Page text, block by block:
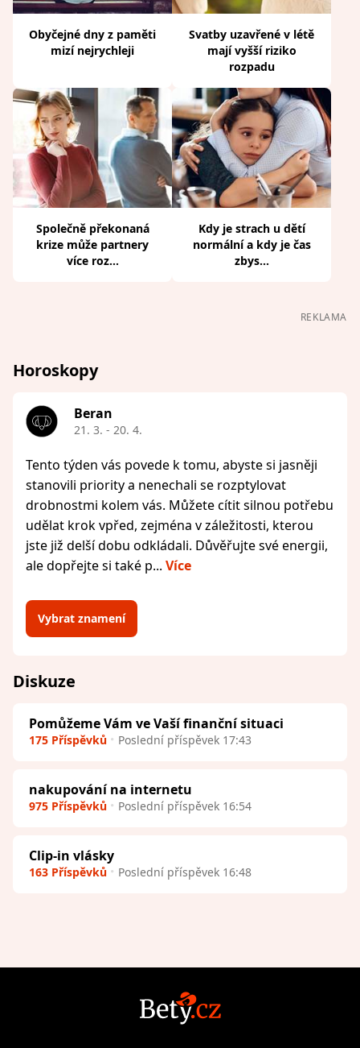
Obyčejné dny z paměti
mizí nejrychleji
Svatby uzavřené v létě
mají vyšší riziko
rozpadu
Společně překonaná
krize může partnery
více roz...
Kdy je strach u dětí
normální a kdy je čas
zbys...
REKLAMA
Horoskopy
Beran
21. 3. - 20. 4.
Tento týden vás povede k tomu, abyste si jasněji
stanovili priority a nenechali se rozptylovat
drobnostmi kolem vás. Můžete cítit silnou potřebu
udělat krok vpřed, zejména v záležitosti, kterou
jste již delší dobu odkládali. Důvěřujte své energii,
ale dopřejte si také p... Více
Vybrat znamení
Diskuze
Pomůžeme Vám ve Vaší finanční situaci
175 Příspěvků Poslední příspěvek 17:43
nakupování na internetu
975 Příspěvků Poslední příspěvek 16:54
Clip-in vlásky
163 Příspěvků Poslední příspěvek 16:48